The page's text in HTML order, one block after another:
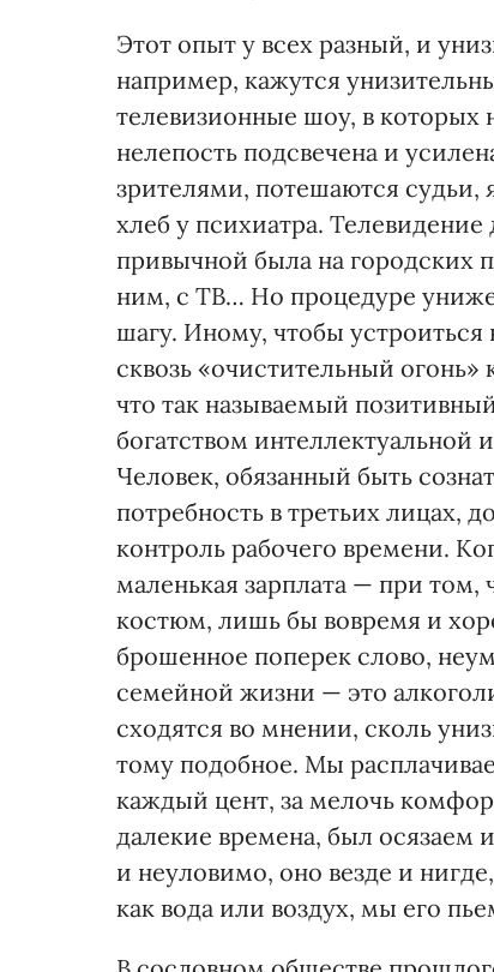
Этот опыт у всех разный, и
например, кажутся
телевизионные шоу, в
нелепость подсвечена и
зрителями, потешаются
хлеб у психиатра.
привычной была на городских
ним, с ТВ… Но процедуре
шагу. Иному, чтобы
сквозь «очистительный
что так называемый
богатством
Человек, обязанный быть
потребность в третьих лицах,
контроль рабочего времени.
маленькая зарплата — при том,
костюм, лишь бы вовремя и
брошенное поперек слово,
семейной жизни — это
сходятся во мнении, сколь
тому подобное. Мы
каждый цент, за мелочь
далекие времена, был осязаем
и неуловимо, оно везде и
как вода или воздух, мы его